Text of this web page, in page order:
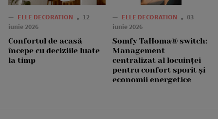
— ELLE DECORATION
12
iunie 2026
Confortul de acasă
începe cu deciziile luate
la timp
— ELLE DECORATION
03
iunie 2026
Somfy TaHoma® switch:
Management
centralizat al locuinței
pentru confort sporit și
economii energetice